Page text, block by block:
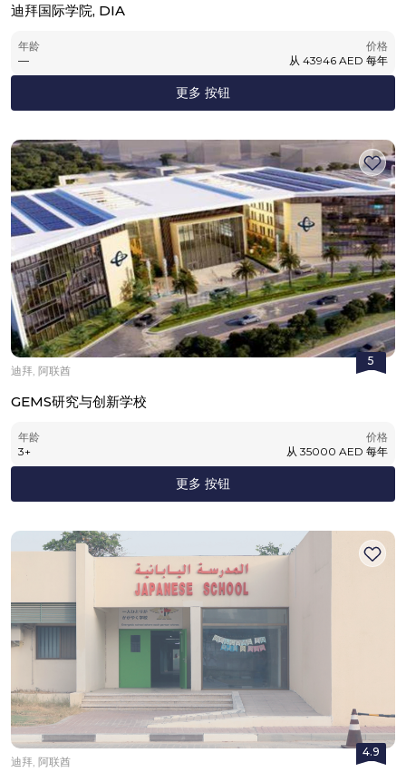
迪拜国际学院, DIA
年龄
—
价格
从 43946 AED 每年
更多 按钮
5
迪拜, 阿联酋
GEMS研究与创新学校
年龄
3+
价格
从 35000 AED 每年
更多 按钮
4.9
迪拜, 阿联酋